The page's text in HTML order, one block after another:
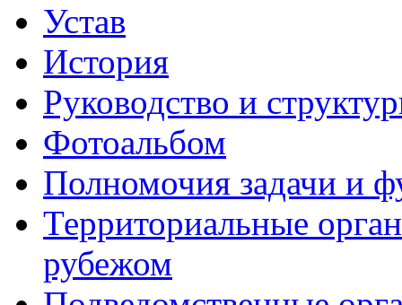
Устав
История
Руководство и
Фотоальбом
Полномочия задачи и
Территориальные
рубежом